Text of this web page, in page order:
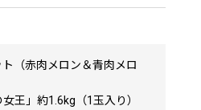
（赤肉メロン＆青肉メロ
王」約1.6kg（1玉入り）